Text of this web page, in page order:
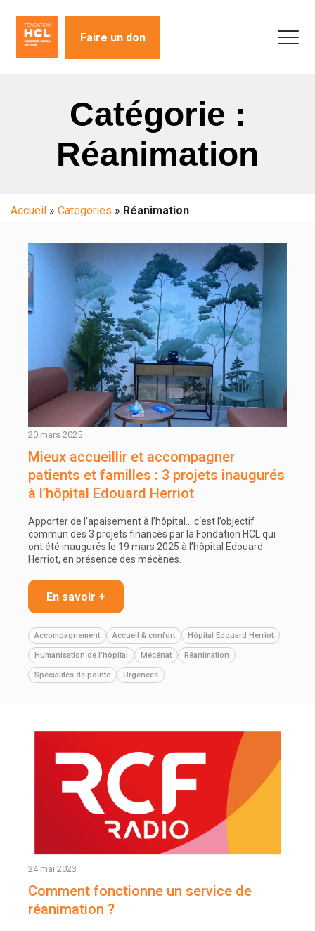
Faire un don
Catégorie :
Réanimation
Accueil » Categories » Réanimation
20 mars 2025
Mieux accueillir et accompagner
patients et familles : 3 projets inaugurés
à l’hôpital Edouard Herriot
Apporter de l’apaisement à l’hôpital… c‘est l’objectif
commun des 3 projets financés par la Fondation HCL qui
ont été inaugurés le 19 mars 2025 à l’hôpital Edouard
Herriot, en présence des mécènes.
En savoir +
Accompagnement Accueil & confort Hôpital Edouard Herriot
Humanisation de l'hôpital Mécénat Réanimation
Spécialités de pointe Urgences
24 mai 2023
Comment fonctionne un service de
réanimation ?